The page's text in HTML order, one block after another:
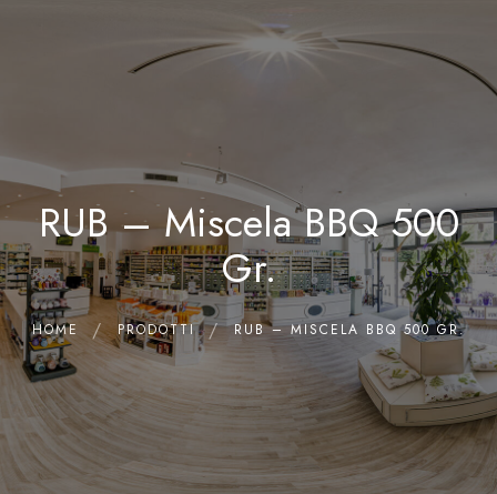
Il Laboratorio
Shop
Olii Essenziali
Contatti
0
RUB – Miscela BBQ 500
Gr.
HOME PRODOTTI RUB – MISCELA BBQ 500 GR.